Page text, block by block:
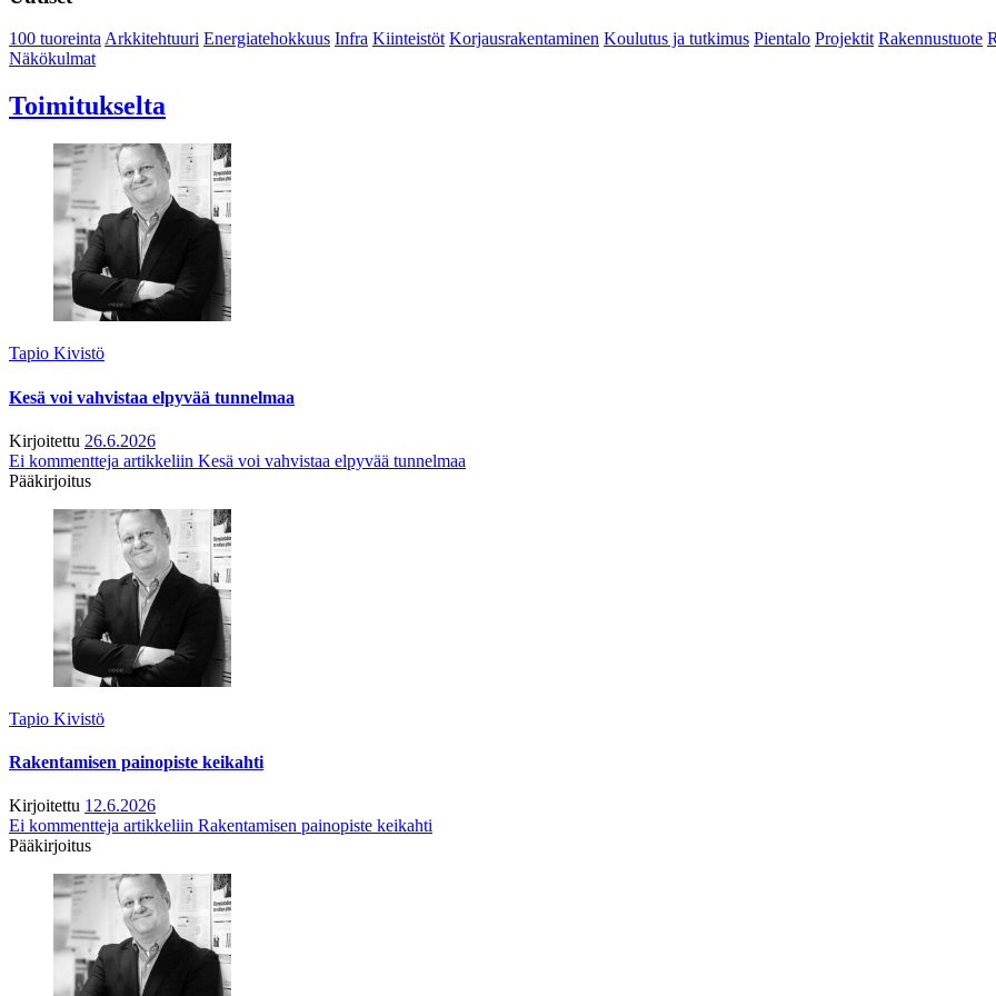
100 tuoreintaArkkitehtuuri Energiatehokkuus Infra Kiinteistöt Korjausrakentaminen Koulutus ja tutkimus Pientalo Projektit Rakennustuote
Näkökulmat
Toimitukselta
Tapio Kivistö
Kesä voi vahvistaa elpyvää tunnelmaa
Kirjoitettu 26.6.2026
Ei kommentteja artikkeliin Kesä voi vahvistaa elpyvää tunnelmaa
Pääkirjoitus
Tapio Kivistö
Rakentamisen painopiste keikahti
Kirjoitettu 12.6.2026
Ei kommentteja artikkeliin Rakentamisen painopiste keikahti
Pääkirjoitus